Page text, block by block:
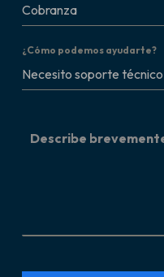
Cobranza
¿Cómo podemos ayudarte?
Necesito soporte técnico
Describe